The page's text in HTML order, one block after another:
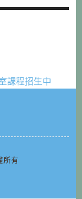
課程招生中
所有